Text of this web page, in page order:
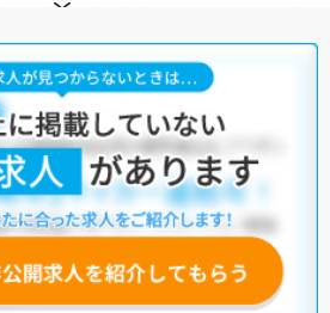
人の他に、
ます。
求人では以下のような条件が人気です。
・託児所・育児補助あり・
祉施設 ・訪問リハビリ(在宅医療)
ざいますので、「こだわり条件」から検索
合わせください。
索いただくことも可能です。
し込みいただくと、ご希望条件をヒアリン